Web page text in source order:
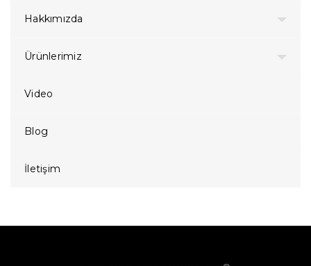
Hakkımızda
Ürünlerimiz
Video
Blog
İletişim